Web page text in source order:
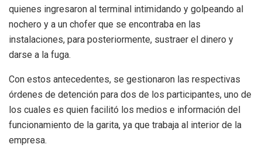
quienes ingresaron al terminal intimidando y golpeando al
nochero y a un chofer que se encontraba en las
instalaciones, para posteriormente, sustraer el dinero y
darse a la fuga.
Con estos antecedentes, se gestionaron las respectivas
órdenes de detención para dos de los participantes, uno de
los cuales es quien facilitó los medios e información del
funcionamiento de la garita, ya que trabaja al interior de la
empresa.